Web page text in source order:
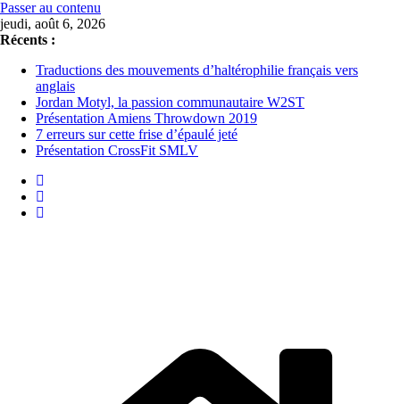
Passer au contenu
jeudi, août 6, 2026
Récents :
Traductions des mouvements d’haltérophilie français vers
anglais
Jordan Motyl, la passion communautaire W2ST
Présentation Amiens Throwdown 2019
7 erreurs sur cette frise d’épaulé jeté
Présentation CrossFit SMLV